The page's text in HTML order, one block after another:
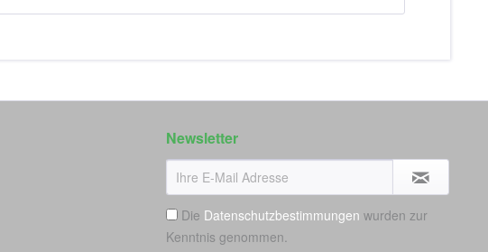
Newsletter
Die Datenschutzbestimmungen wurden zur
Kenntnis genommen.